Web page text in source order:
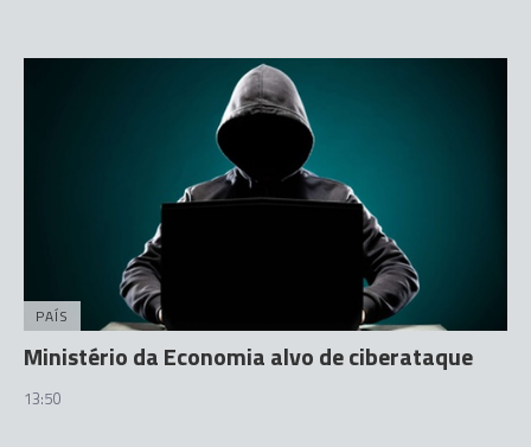
PAÍS
Ministério da Economia alvo de ciberataque
13:50